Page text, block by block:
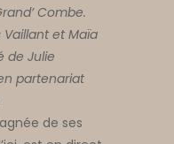
Combe.
et Maïa
de Julie
partenariat
de ses